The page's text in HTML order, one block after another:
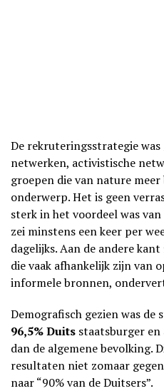
De rekruteringsstrategie was
netwerken, activistische
groepen die van nature
onderwerp. Het is geen
sterk in het voordeel was
zei minstens een keer per
dagelijks. Aan de andere
die vaak afhankelijk zijn van
informele bronnen,
Demografisch gezien was de
96,5% Duits staatsburger
dan de algemene bevolking.
resultaten niet zomaar
naar “90% van de Duitsers”.